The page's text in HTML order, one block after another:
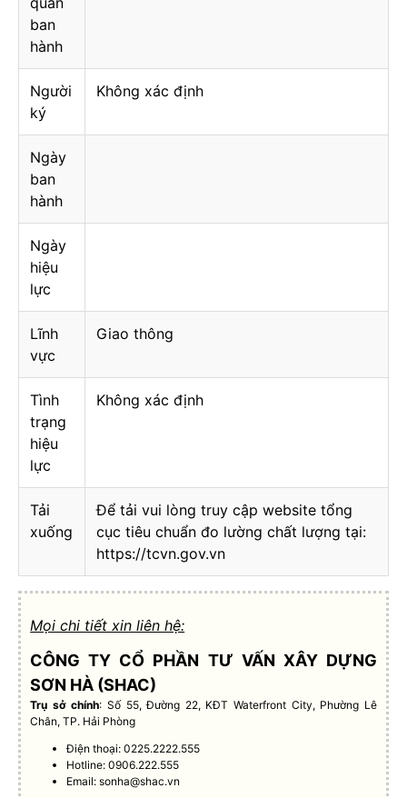
ban
hành
Người
ký
Không xác định
Ngày
ban
hành
Ngày
hiệu
lực
Lĩnh
vực
Giao thông
Tình
trạng
hiệu
lực
Không xác định
Tải
xuống
Để tải vui lòng truy cập website tổng
cục tiêu chuẩn đo lường chất lượng tại:
https://tcvn.gov.vn
Mọi chi tiết xin liên hệ:
CÔNG TY CỔ PHẦN TƯ VẤN XÂY DỰNG
SƠN HÀ (SHAC)
Trụ sở chính: Số 55, Đường 22, KĐT Waterfront City, Phường Lê
Chân, TP. Hải Phòng
Điện thoại: 0225.2222.555
Hotline: 0906.222.555
Email:sonha@shac.vn